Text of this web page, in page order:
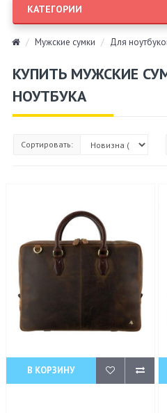
КАТЕГОРИИ
Мужские сумки Для
КУПИТЬ МУЖСКИЕ
НОУТБУКА
Сортировать:
В КОРЗИНУ